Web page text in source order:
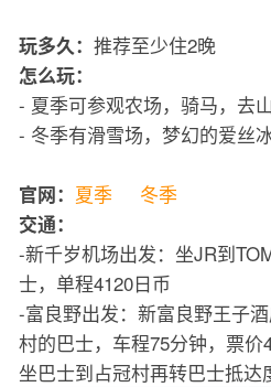
玩多久： 推荐至少住2晚
怎么玩：
- 夏季可参观农场，骑马，去
- 冬季有滑雪场，梦幻的爱丝
官网： 夏季 冬季
交通：
-新千岁机场出发：坐JR到
士，单程4120日币
-富良野出发：新富良野王子
村的巴士，车程75分钟，票
坐巴士到占冠村再转巴士抵达